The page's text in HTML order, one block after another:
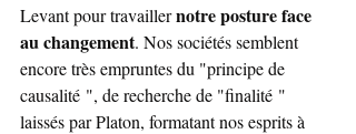
Levant pour travailler notre posture face
au changement. Nos sociétés semblent
encore très empruntes du "principe de
causalité ", de recherche de "finalité "
laissés par Platon, formatant nos esprits à